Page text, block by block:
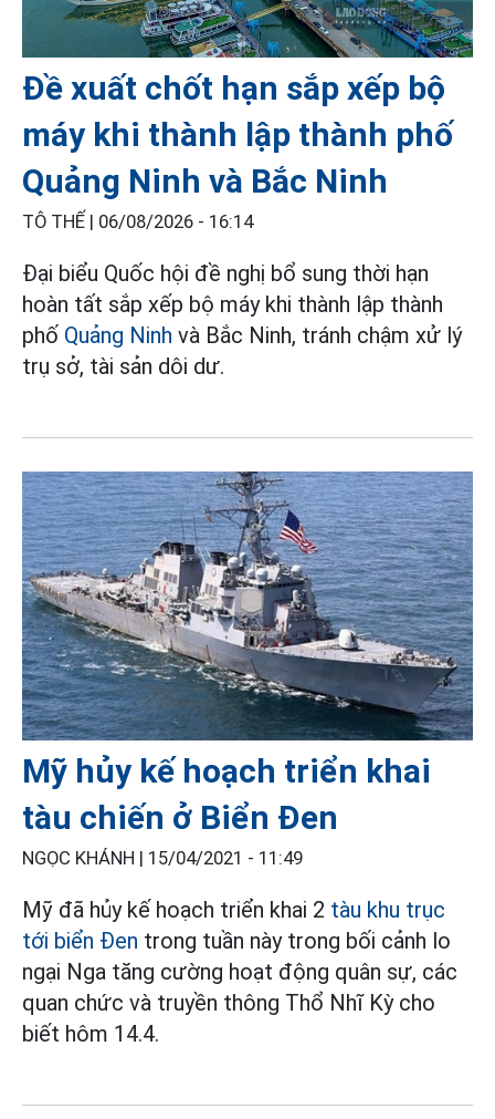
Đề xuất chốt hạn sắp xếp bộ
máy khi thành lập thành phố
Quảng Ninh và Bắc Ninh
TÔ THẾ | 06/08/2026 - 16:14
Đại biểu Quốc hội đề nghị bổ sung thời hạn
hoàn tất sắp xếp bộ máy khi thành lập thành
phố Quảng Ninh và Bắc Ninh, tránh chậm xử lý
trụ sở, tài sản dôi dư.
Mỹ hủy kế hoạch triển khai
tàu chiến ở Biển Đen
NGỌC KHÁNH | 15/04/2021 - 11:49
Mỹ đã hủy kế hoạch triển khai 2 tàu khu trục
tới biển Đen trong tuần này trong bối cảnh lo
ngại Nga tăng cường hoạt động quân sự, các
quan chức và truyền thông Thổ Nhĩ Kỳ cho
biết hôm 14.4.